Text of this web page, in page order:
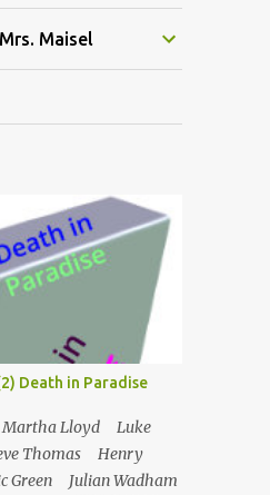
Maisel
Death in Paradise
Martha Lloyd Luke
Thomas Henry
Green Julian Wadham